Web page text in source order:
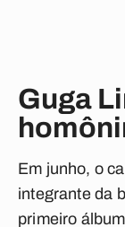
Guga
Em junho, o
integrante da
primeiro